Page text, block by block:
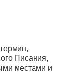
Писания,
местами и